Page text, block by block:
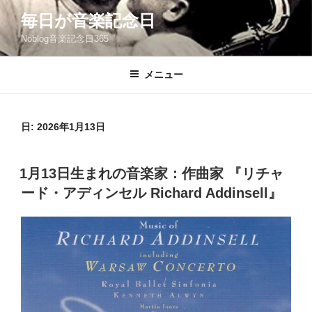
コ
テ
ン
毎日が音楽記念日
Noblog音楽記念日365
メニュー
日: 2026年1月13日
投
稿
日:
1月13日生まれの音楽家：作曲家 『リチャ
ード・アディンセル Richard Addinsell』